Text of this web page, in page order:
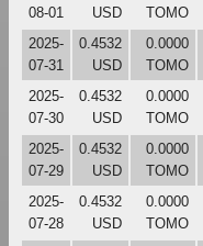
08-01
USD
TOMO
2025-
07-31
0.4532
USD
0.0000
TOMO
2025-
07-30
0.4532
USD
0.0000
TOMO
2025-
07-29
0.4532
USD
0.0000
TOMO
2025-
07-28
0.4532
USD
0.0000
TOMO